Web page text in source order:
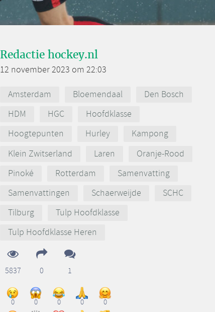
Redactie hockey.nl
12 november 2023 om 22:03
Amsterdam Bloemendaal
Den Bosch
HDM
HGC
Hoofdklasse
Hoogtepunten
Hurley
Kampong
Klein Zwitserland
Laren
Oranje-Rood
Pinoké
Rotterdam
Samenvatting
Samenvattingen
Schaerweijde
SCHC
Tilburg
Tulp Hoofdklasse
Tulp Hoofdklasse Heren
5837 0 1
0 0 0 0 0